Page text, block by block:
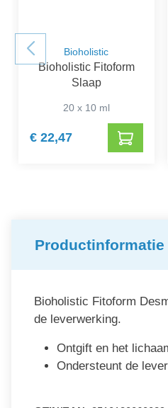
Bioholistic
Bioholistic Fitoform
Slaap
20 x 10 ml
€ 22,47
Productinformatie
Bioholistic Fitoform
de leverwerking.
Ontgift en het
Ondersteunt de